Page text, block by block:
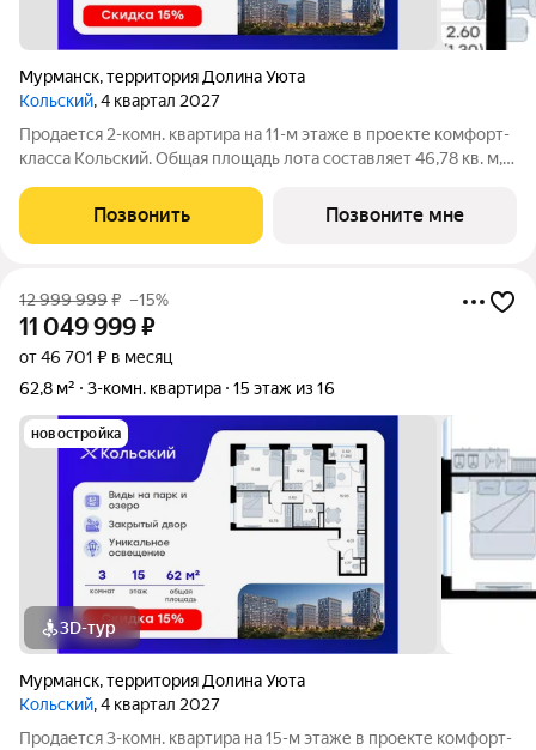
Мурманск,территория Долина Уюта
Кольский, 4 квартал 2027
Продается 2-комн. квартира на 11-м этаже в проекте комфорт-
класса Кольский. Общая площадь лота составляет 46,78 кв. м,
кухонную зону. Номер квартиры - 348. Преимущества
квартиры: компактная
Позвонить Позвоните мне
12 999 999₽ –15%
11 049 999₽
от 46 701 ₽ в месяц
62,8 м²
3-комн. квартира 15 этаж из 16
новостройка
3D-тур
Мурманск,территория Долина Уюта
Кольский, 4 квартал 2027
Продается 3-комн. квартира на 15-м этаже в проекте комфорт-